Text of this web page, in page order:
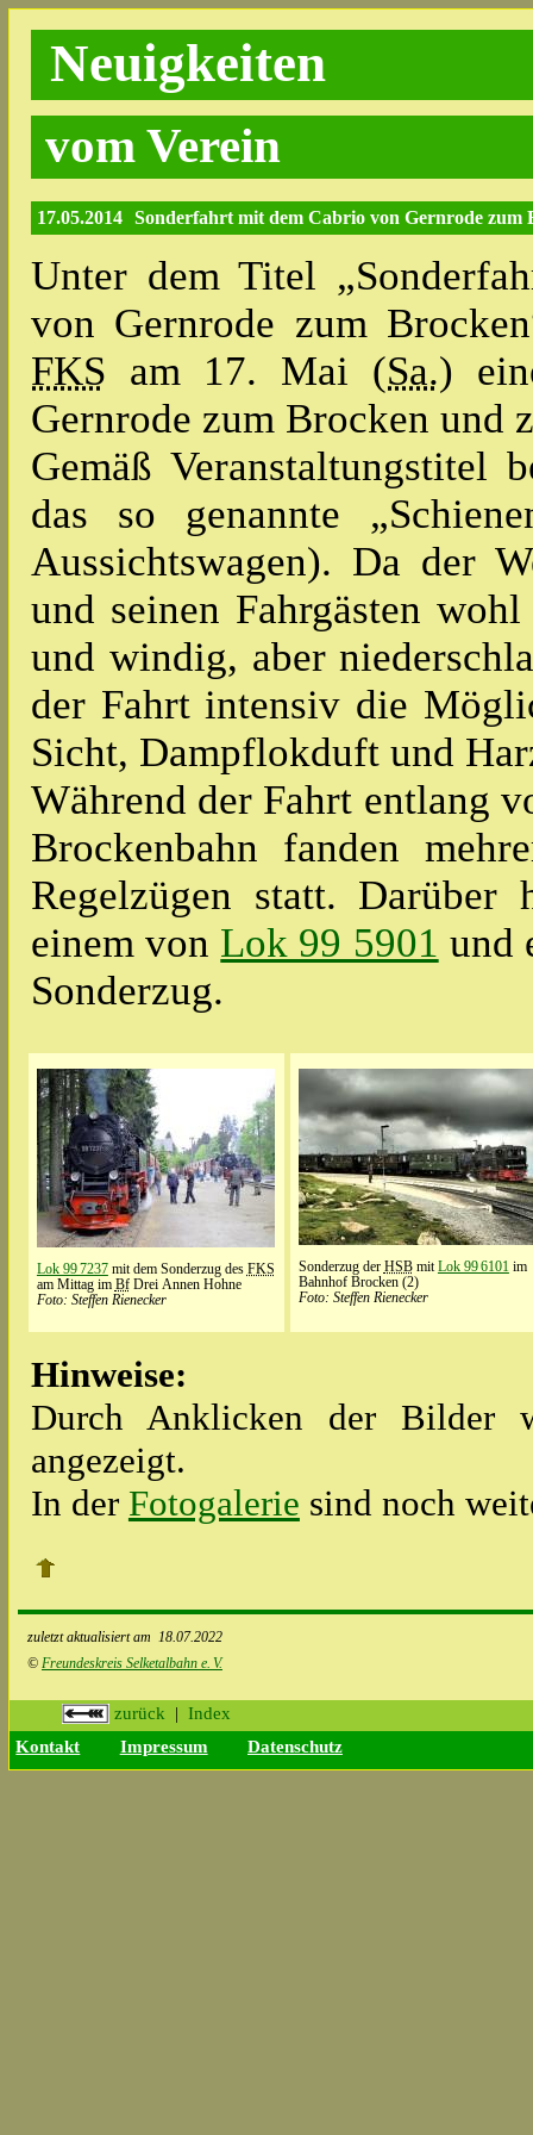
Neuigkeiten
vom Verein
17.05.2014 Sonderfahrt mit dem Cabrio von Gernrode zum
Unter dem Titel
von Gernrode zum
FKS am 17. Mai (Sa.)
Gernrode zum Brocken und
Gemäß Veranstaltungstitel
das so genannte
Aussichtswagen). Da der
und seinen Fahrgästen
und windig, aber
der Fahrt intensiv die
Sicht, Dampflokduft und
Während der Fahrt entlang
Brockenbahn fanden
Regelzügen statt.
einem von Lok 99 5901 und
Sonderzug.
Lok 99 7237mit dem Sonderzug des FKS
am Mittag im BfDrei Annen Hohne
Foto: Steffen Rienecker
Sonderzug der HSBmitLok 99 6101im
Bahnhof Brocken (2)
Foto: Steffen Rienecker
Hinweise:
Durch Anklicken der Bilder
angezeigt.
In der Fotogalerie sind noch
zuletzt aktualisiert am 18.07.2022
© Freundeskreis Selketalbahn e. V.
zurück |Index
Kontakt
Impressum Datenschutz